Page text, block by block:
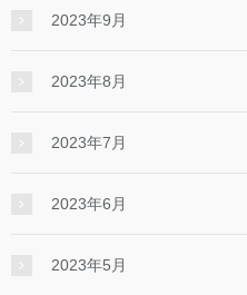
2023年9月
2023年8月
2023年7月
2023年6月
2023年5月